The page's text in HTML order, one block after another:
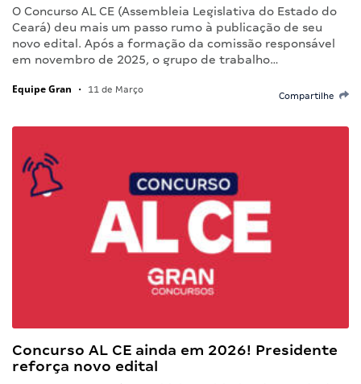
O Concurso AL CE (Assembleia Legislativa do Estado do
Ceará) deu mais um passo rumo à publicação de seu
novo edital. Após a formação da comissão responsável
em novembro de 2025, o grupo de trabalho…
Equipe Gran • 11 de Março
Compartilhe
Concurso AL CE ainda em 2026! Presidente
reforça novo edital